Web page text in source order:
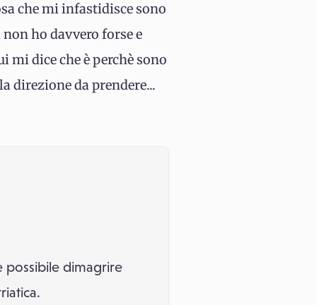
che mi infastidisce sono
ho davvero forse e
mi dice che è perchè sono
direzione da prendere...
possibile dimagrire